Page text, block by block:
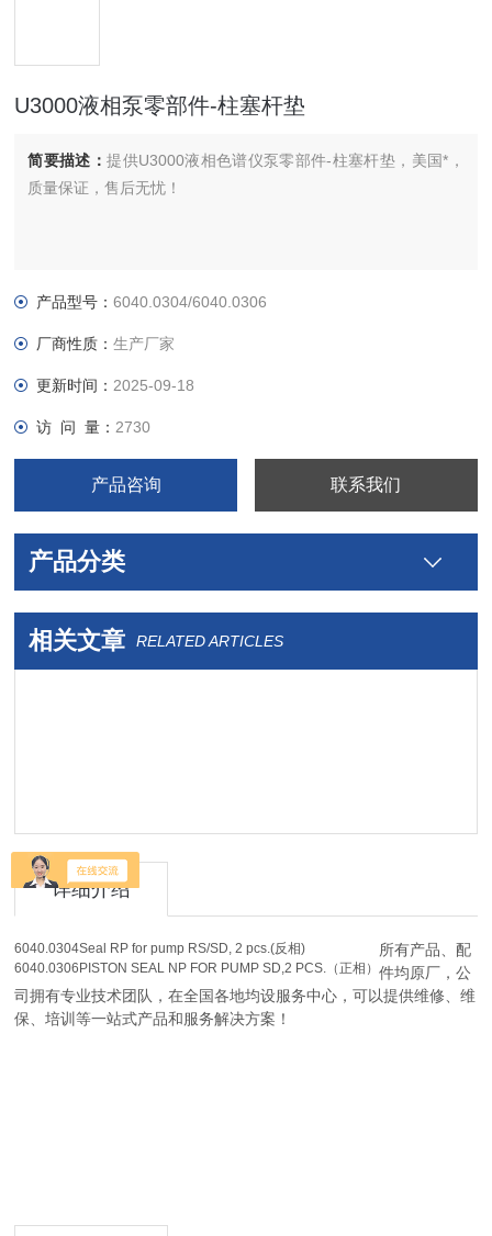
U3000液相泵零部件-柱塞杆垫
简要描述：提供U3000液相色谱仪泵零部件-柱塞杆垫，美国*，
质量保证，售后无忧！
产品型号：6040.0304/6040.0306
厂商性质：生产厂家
更新时间： 2025-09-18
访 问 量： 2730
产品咨询 联系我们
产品分类
相关文章 RELATED ARTICLES
详细介绍
6040.0304Seal RP for pump RS/SD, 2 pcs.(反相)
6040.0306 PISTON SEAL NP FOR PUMP SD,2 PCS.（正相）
所有产品、配
件均原厂，公
司拥有专业技术团队，在全国各地均设服务中心，可以提供维修、维
保、培训等一站式产品和服务解决方案！